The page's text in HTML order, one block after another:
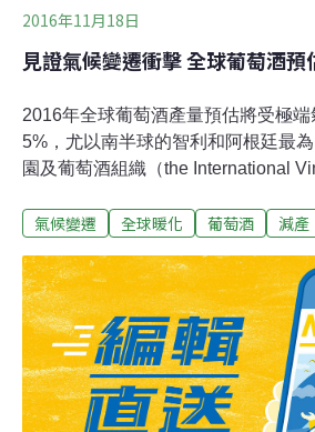
2016年11月18日
見證氣候變遷衝擊 全球葡萄酒
2016年全球葡萄酒產量預估將受極
5%，尤以南半球的智利和阿根廷最
園及葡萄酒組織（the International
5950萬公石（mhl），可能是20年來
暖化和自然氣候變化對葡萄酒產量的
的改變。義大利預計將是2016年葡
緊接著是法國、西班牙、美國、澳洲
是前三名，但是產量預計減少12%，
產最嚴重的地方可能是南美洲，梅貝
主要產區。阿根廷預計將減產35%，
氣候變遷 全球暖化 葡萄酒 減產